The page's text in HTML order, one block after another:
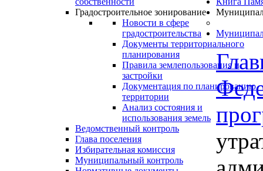
Градостроительное зонирование
Новости в сфере
градостроительства
Документы территориального
планирования
Правила землепользования и
застройки
Документация по планированию
территории
Анализ состояния и
использования земель
Ведомственный контроль
Глава поселения
Избирательная комиссия
Муниципальный контроль